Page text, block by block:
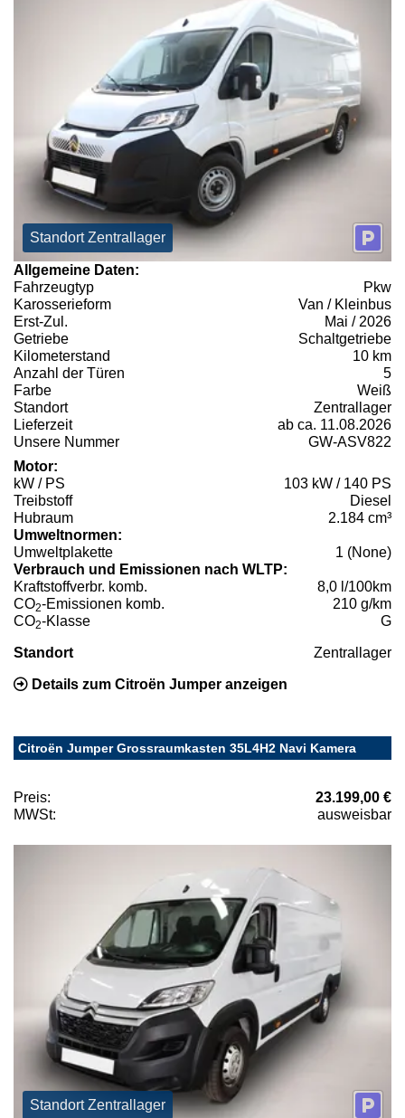
Standort Zentrallager
Allgemeine Daten:
Fahrzeugtyp
Pkw
Karosserieform
Van / Kleinbus
Erst-Zul.
Mai / 2026
Getriebe
Schaltgetriebe
Kilometerstand
10 km
Anzahl der Türen
5
Farbe
Weiß
Standort
Zentrallager
Lieferzeit
ab ca. 11.08.2026
Unsere Nummer
GW-ASV822
Motor:
kW / PS
103 kW / 140 PS
Treibstoff
Diesel
Hubraum
2.184 cm³
Umweltnormen:
Umweltplakette
1 (None)
Verbrauch und Emissionen nach WLTP:
Kraftstoffverbr. komb.
8,0 l/100km
CO2-Emissionen komb.
210 g/km
CO2-Klasse G
Standort Zentrallager
Details zum Citroën Jumper anzeigen
Citroën Jumper Grossraumkasten 35L4H2 Navi Kamera
Preis:
23.199,00 €
MWSt:
ausweisbar
Standort Zentrallager